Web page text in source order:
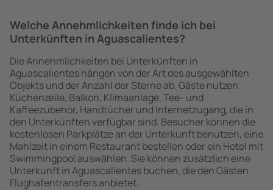
Welche Annehmlichkeiten finde ich bei
Unterkünften in Aguascalientes?
Die Annehmlichkeiten bei Unterkünften in
Aguascalientes hängen von der Art des ausgewählten
Objekts und der Anzahl der Sterne ab. Gäste nutzen
Küchenzeile, Balkon, Klimaanlage, Tee- und
Kaffeezubehör, Handtücher und Internetzugang, die in
den Unterkünften verfügbar sind. Besucher können die
kostenlosen Parkplätze an der Unterkunft benutzen, eine
Mahlzeit in einem Restaurant bestellen oder ein Hotel mit
Swimmingpool auswählen. Sie können zusätzlich eine
Unterkunft in Aguascalientes buchen, die den Gästen
Flughafentransfers anbietet.